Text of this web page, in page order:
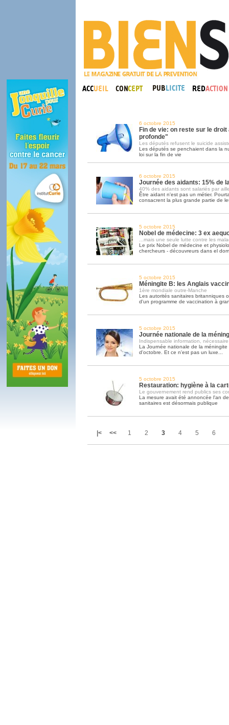
6 octobre 2015
Fin de vie: on reste sur le
profonde"
Les députés refusent le suicide
Les députés se penchaient dans la
loi sur la fin de vie
6 octobre 2015
Journée des aidants: 15% de
40% des aidants sont salariés par
Être aidant n'est pas un métier.
consacrent la plus grande partie de
5 octobre 2015
Nobel de médecine: 3 ex
...mais une seule lutte contre les
Le prix Nobel de médecine et
chercheurs - découvreurs dans el
5 octobre 2015
Méningite B: les Anglais
1ère mondiale outre-Manche
Les autorités sanitaires britanniques
d'un programme de vaccination à
5 octobre 2015
Journée nationale de la
Indispensable information,
La Journée nationale de la
d'octobre. Et ce n'est pas un luxe...
5 octobre 2015
Restauration: hygiène à la
Le gouvernement rend publics ses
La mesure avait été annoncée l'an
sanitaires est désormais publique
|< << 1 2 3 4 5 6